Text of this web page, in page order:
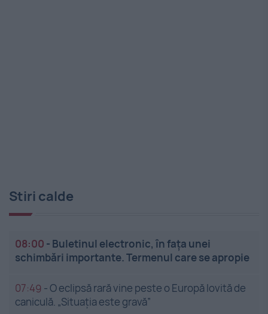
Stiri calde
08:00 - Buletinul electronic, în fața unei
schimbări importante. Termenul care se apropie
07:49 -O eclipsă rară vine peste o Europă lovită de
caniculă. „Situația este gravă”